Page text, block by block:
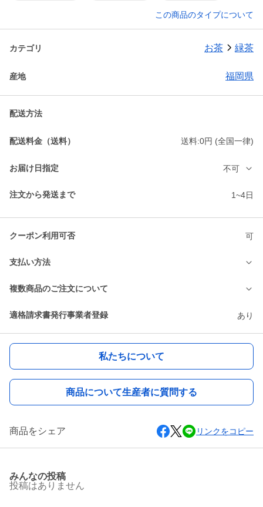
この商品のタイプについて
カテゴリ お茶 緑茶
産地 福岡県
配送方法
配送料金（送料） 送料:0円 (全国一律)
お届け日指定 不可
注文から発送まで 1~4日
クーポン利用可否 可
支払い方法
複数商品のご注文について
適格請求書発行事業者登録 あり
私たちについて
商品について生産者に質問する
商品をシェア リンクをコピー
みんなの投稿
投稿はありません